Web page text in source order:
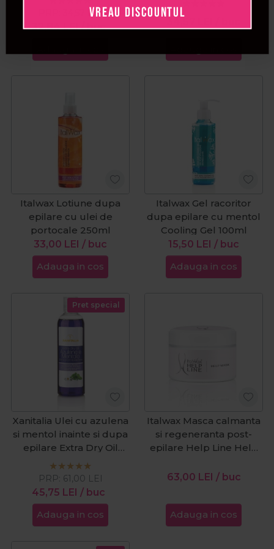
32,84LEI / buc
LEI
Italwax Lotiune dupa
epilare cu ulei de
portocale 250ml
33,00 LEI / buc
Adauga in cos
Italwax Gel racoritor
dupa epilare cu mentol
Cooling Gel 100ml
15,50 LEI / buc
Adauga in cos
Pret special
Xanitalia Ulei cu azulena
si mentol inainte si dupa
epilare Extra Dry Oil
250ml
45,75 LEI / buc
PRP: 61,00 LEI
Adauga in cos
Italwax Masca calmanta
si regeneranta post-
epilare Help Line Help
63,00 LEI / buc
Adauga in cos
VREAU DISCOUNTUL